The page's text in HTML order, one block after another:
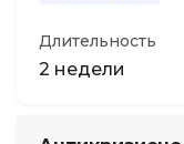
Длительность
2 недели
Акции и